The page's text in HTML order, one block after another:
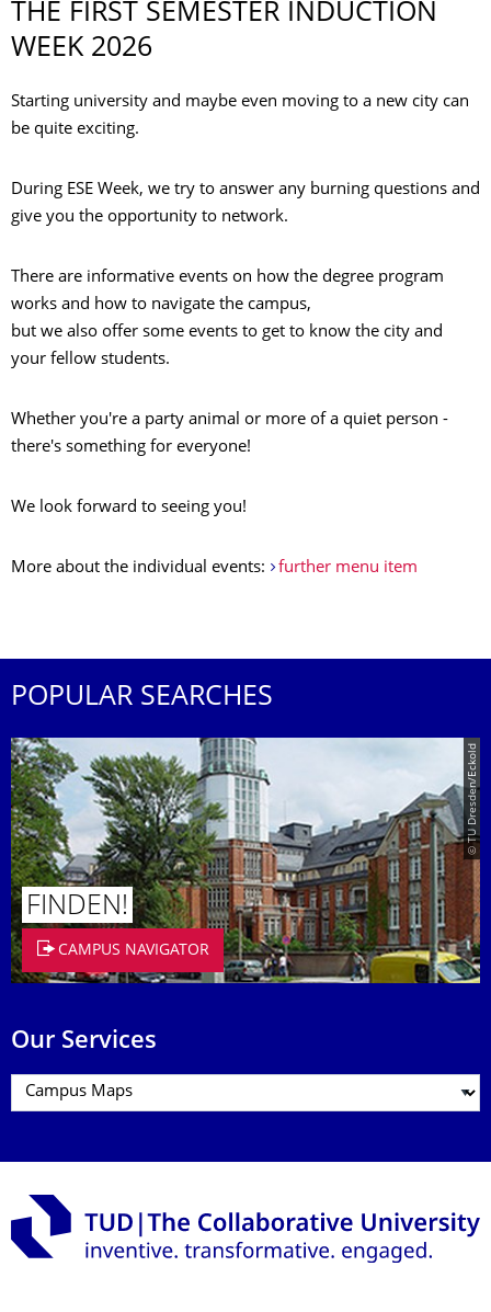
THE FIRST SEMESTER INDUCTION
WEEK 2026
Starting university and maybe even moving to a new city can
be quite exciting.
During ESE Week, we try to answer any burning questions and
give you the opportunity to network.
There are informative events on how the degree program
works and how to navigate the campus,
but we also offer some events to get to know the city and
your fellow students.
Whether you're a party animal or more of a quiet person -
there's something for everyone!
We look forward to seeing you!
More about the individual events: further menu item
POPULAR SEARCHES
© TU Dresden/Eckold
FINDEN!
CAMPUS NAVIGATOR
Our Services